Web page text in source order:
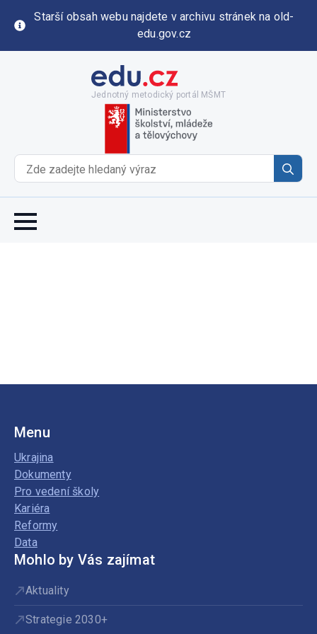
Starší obsah webu najdete v archivu stránek na old-
edu.gov.cz
Jednotný metodický portál MŠMT
for:
Menu
Ukrajina
Dokumenty
Pro vedení školy
Kariéra
Reformy
Data
Mohlo by Vás zajímat
Aktuality
Strategie 2030+